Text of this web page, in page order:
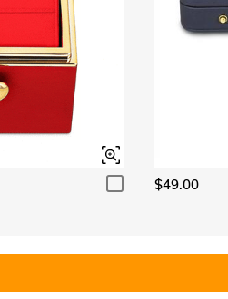
$49.00